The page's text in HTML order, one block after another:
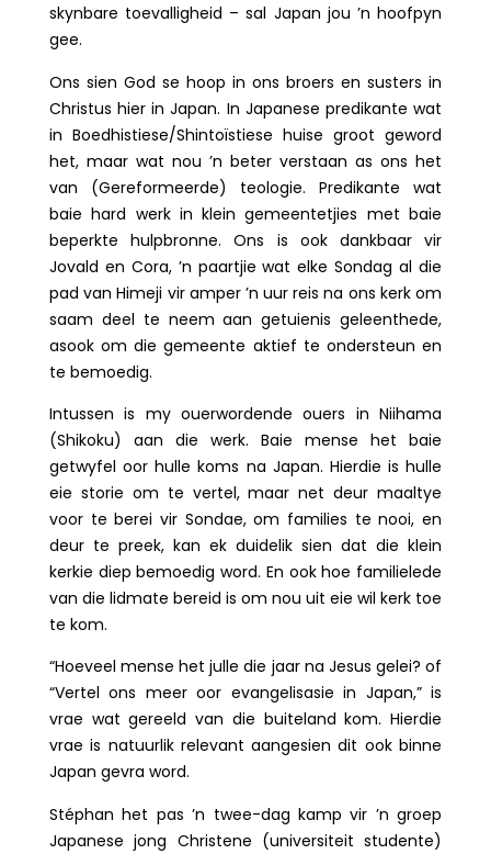
skynbare toevalligheid – sal Japan jou ’n hoofpyn
gee.
Ons sien God se hoop in ons broers en susters in
Christus hier in Japan. In Japanese predikante wat
in Boedhistiese/Shintoïstiese huise groot geword
het, maar wat nou ’n beter verstaan as ons het
van (Gereformeerde) teologie. Predikante wat
baie hard werk in klein gemeentetjies met baie
beperkte hulpbronne. Ons is ook dankbaar vir
Jovald en Cora, ’n paartjie wat elke Sondag al die
pad van Himeji vir amper ’n uur reis na ons kerk om
saam deel te neem aan getuienis geleenthede,
asook om die gemeente aktief te ondersteun en
te bemoedig.
Intussen is my ouerwordende ouers in Niihama
(Shikoku) aan die werk. Baie mense het baie
getwyfel oor hulle koms na Japan. Hierdie is hulle
eie storie om te vertel, maar net deur maaltye
voor te berei vir Sondae, om families te nooi, en
deur te preek, kan ek duidelik sien dat die klein
kerkie diep bemoedig word. En ook hoe familielede
van die lidmate bereid is om nou uit eie wil kerk toe
te kom.
“Hoeveel mense het julle die jaar na Jesus gelei? of
“Vertel ons meer oor evangelisasie in Japan,” is
vrae wat gereeld van die buiteland kom. Hierdie
vrae is natuurlik relevant aangesien dit ook binne
Japan gevra word.
Stéphan het pas ’n twee-dag kamp vir ’n groep
Japanese jong Christene (universiteit studente)